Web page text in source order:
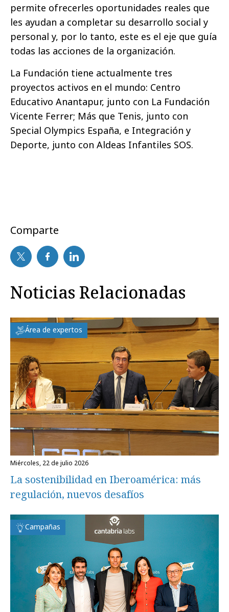
permite ofrecerles oportunidades reales que
les ayudan a completar su desarrollo social y
personal y, por lo tanto, este es el eje que guía
todas las acciones de la organización.
La Fundación tiene actualmente tres
proyectos activos en el mundo: Centro
Educativo Anantapur, junto con La Fundación
Vicente Ferrer; Más que Tenis, junto con
Special Olympics España, e Integración y
Deporte, junto con Aldeas Infantiles SOS.
Comparte
Noticias Relacionadas
Área de expertos
miércoles, 22 de julio 2026
La sostenibilidad en Iberoamérica: más
regulación, nuevos desafíos
Campañas